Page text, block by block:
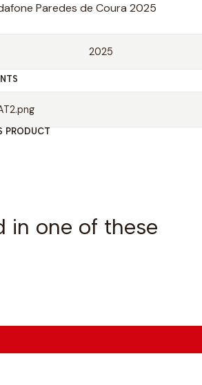
Paredes de Coura 2025
2025
PRODUCT
in one of these